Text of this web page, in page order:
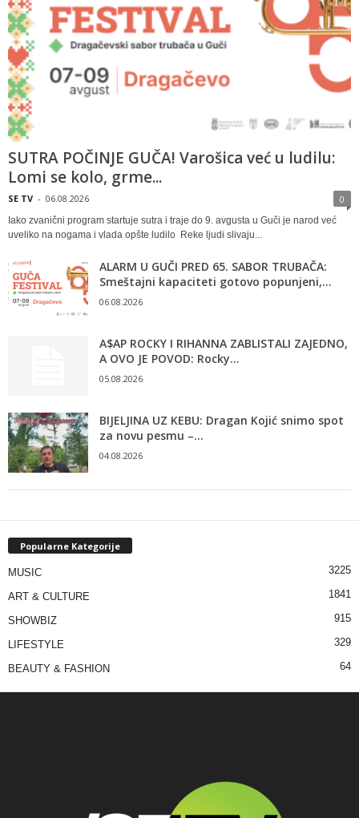
SUTRA POČINJE GUČA! Varošica već u ludilu:
Lomi se kolo, grme...
SE TV - 06.08.2026 0
Iako zvanični program startuje sutra i traje do 9. avgusta u Guči je narod već
uveliko na nogama i vlada opšte ludilo Reke ljudi slivaju...
ALARM U GUČI PRED 65. SABOR TRUBAČA:
Smeštajni kapaciteti gotovo popunjeni,...
06.08.2026
A$AP ROCKY I RIHANNA ZABLISTALI ZAJEDNO,
A OVO JE POVOD: Rocky...
05.08.2026
BIJELJINA UZ KEBU: Dragan Kojić snimo spot
za novu pesmu –...
04.08.2026
Popularne Kategorije
MUSIC 3225
ART & CULTURE 1841
SHOWBIZ 915
LIFESTYLE 329
BEAUTY & FASHION 64